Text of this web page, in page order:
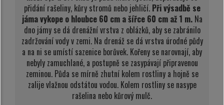
přidání rašeliny, kůry stromů nebo jehličí. Při výsadbě se
jáma vykope o hloubce 60 cm a šířce 60 cm až 1 m.Na
dno jámy se dá drenážní vrstva z oblázků, aby se zabránilo
zadržování vody v zemi. Na drenáž se dá vrstva úrodné půdy
a na ni se umístí sazenice borůvek. Kořeny se narovnají, aby
nebyly zamuchlané, a postupně se zasypávají připravenou
zeminou. Půda se mírně zhutní kolem rostliny a hojně se
zalije vlažnou odstátou vodou. Kolem rostliny se nasype
rašelina nebo kůrový mulč.